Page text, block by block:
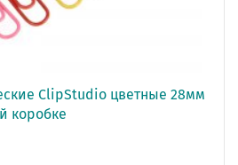
ClipStudio цветные 28мм
коробке